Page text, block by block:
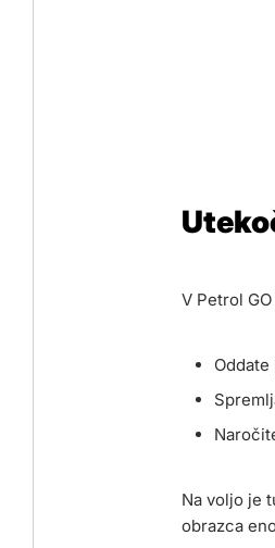
V Petrol
Oddate
Na voljo je
obrazca